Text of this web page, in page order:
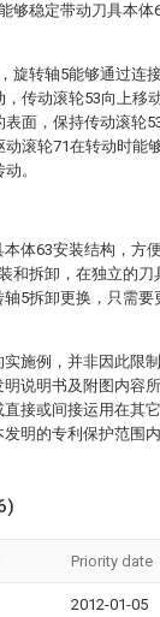
够稳定带动刀具本体
旋转轴5能够通过连
传动滚轮53向上移
表面，保持传动滚轮
滚轮71在转动时能
。
体63安装结构，方
和拆卸，在独立的刀
5拆卸更换，只需要
施例，并非因此限
说明书及附图内容
接或间接运用在其
明的专利保护范围内
Priority date
2012-01-05